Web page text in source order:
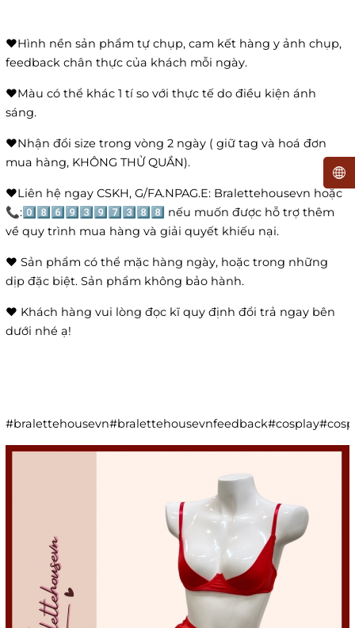
❤️Hình nền sản phẩm tự chụp, cam kết hàng y ảnh chụp,
feedback chân thực của khách mỗi ngày.
❤️Màu có thể khác 1 tí so với thực tế do điều kiện ánh
sáng.
❤️Nhận đổi size trong vòng 2 ngày ( giữ tag và hoá đơn
mua hàng, KHÔNG THỬ QUẦN).
❤️Liên hệ ngay CSKH, G/FA.NPAG.E: Bralettehousevn hoặc
📞:0️⃣8️⃣6️⃣9️⃣3️⃣9️⃣7️⃣3️⃣8️⃣8️⃣ nếu muốn được hỗ trợ thêm
về quy trình mua hàng và giải quyết khiếu nại.
❤️ Sản phẩm có thể mặc hàng ngày, hoặc trong những
dịp đặc biệt. Sản phẩm không bảo hành.
❤️ Khách hàng vui lòng đọc kĩ quy định đổi trả ngay bên
dưới nhé ạ!